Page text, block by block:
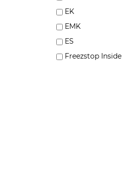
EK
EMK
ES
Freezstop Inside